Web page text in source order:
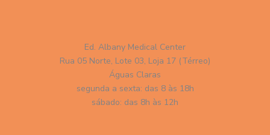
Ed. Albany Medical Center
Rua 05 Norte, Lote 03, Loja 17 (Térreo)
Águas Claras
segunda a sexta: das 8 às 18h
sábado: das 8h às 12h